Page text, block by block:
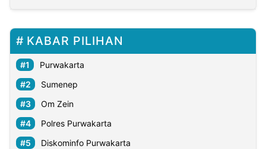
KABAR PILIHAN
Purwakarta
Sumenep
Om Zein
Polres Purwakarta
Diskominfo Purwakarta